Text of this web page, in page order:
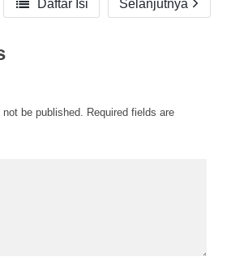
 Daftar Isi Selanjutnya
be published. Required fields are